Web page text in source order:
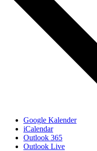
Google Kalender
iCalendar
Outlook 365
Outlook Live